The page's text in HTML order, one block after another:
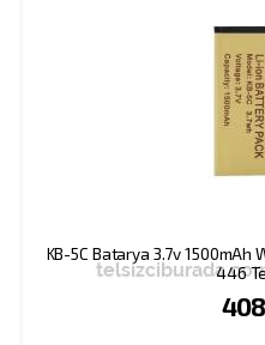
KB-5C Batarya 3.7v 1500mAh
446